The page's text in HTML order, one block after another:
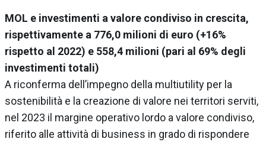
MOL e investimenti a valore condiviso in crescita,
rispettivamente a 776,0 milioni di euro (+16%
rispetto al 2022) e 558,4 milioni (pari al 69% degli
investimenti totali)
A riconferma dell’impegno della multiutility per la
sostenibilità e la creazione di valore nei territori serviti,
nel 2023 il margine operativo lordo a valore condiviso,
riferito alle attività di business in grado di rispondere